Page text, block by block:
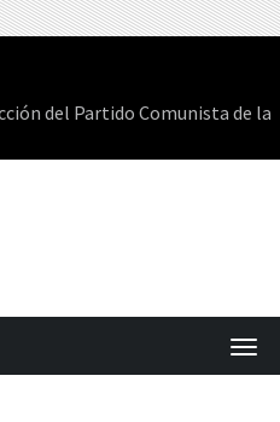
del Partido Comunista de la
T